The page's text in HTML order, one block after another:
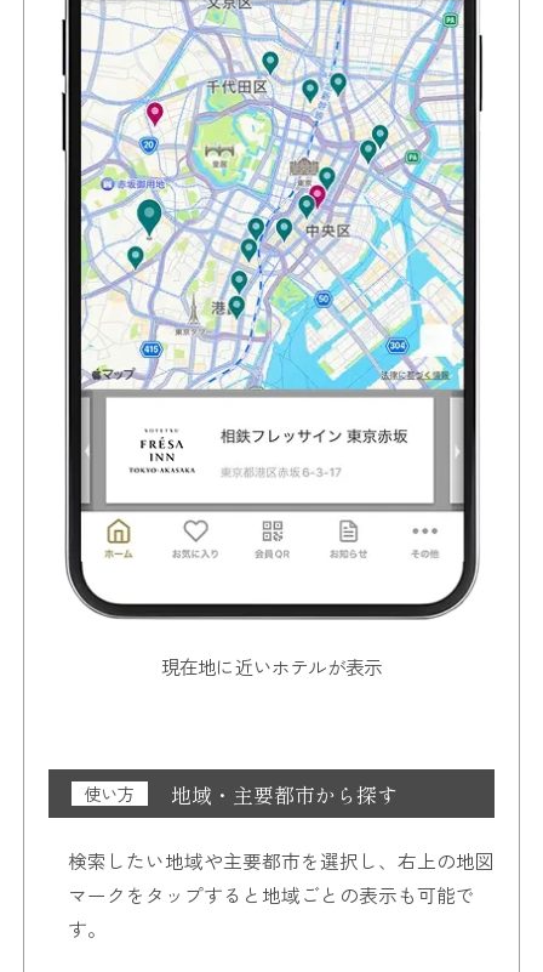
現在地に近いホテルが表示
使い方 地域・主要都市から探す
検索したい地域や主要都市を選択し、右上の地図
マークをタップすると地域ごとの表示も可能で
す。